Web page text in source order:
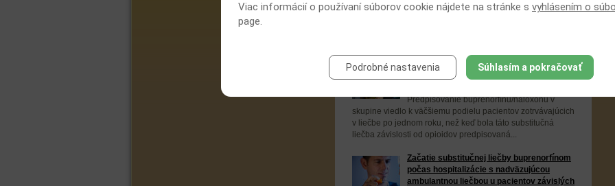
vysokú mieru užívania injekčných drog vo väzení a
Skupinová liečba
buprenorfínom/naloxonom môže zlepšiť
dodržiavanie substitučnej liečby závislosti
Predpisovanie buprenorfínu/naloxonu v
skupine viedlo k väčšiemu podielu pacientov zotrvávajúcich
v liečbe po jednom roku, než keď bola táto substitučná
liečba závislosti od opioidov predpisovaná...
Začatie substitučnej liečby buprenorfínom
počas hospitalizácie s nadväzujúcou
ambulantnou liečbou u pacientov závislých
Viac informácií o používaní súborov cookie nájdete na stránke s vyhlásením o
page.
Podrobné nastavenia Súhlasím a pokračovať